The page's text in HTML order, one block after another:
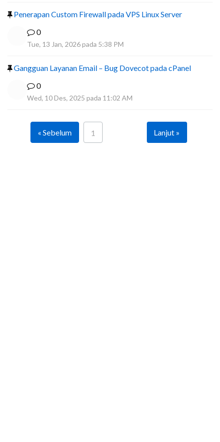
Penerapan Custom Firewall pada VPS Linux Server
0
Tue, 13 Jan, 2026 pada 5:38 PM
Gangguan Layanan Email – Bug Dovecot pada cPanel
0
Wed, 10 Des, 2025 pada 11:02 AM
« Sebelum 1 Lanjut »